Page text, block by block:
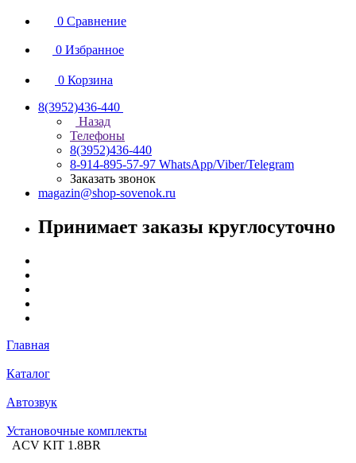
0 Сравнение
0 Избранное
0 Корзина
8(3952)436-440
Назад
Телефоны
8(3952)436-440
8-914-895-57-97 WhatsApp/Viber/Telegram
Заказать звонок
magazin@shop-sovenok.ru
Принимает заказы круглосуточно
Главная
Каталог
Автозвук
Установочные комплекты
ACV KIT 1.8BR